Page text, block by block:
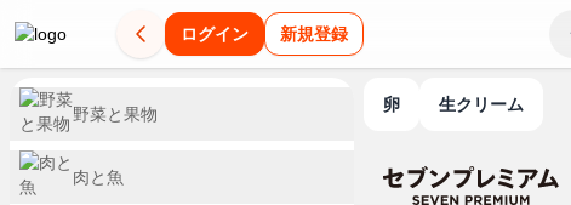
ログイン 新規登録
卵 生クリーム
野菜と果物
肉と魚